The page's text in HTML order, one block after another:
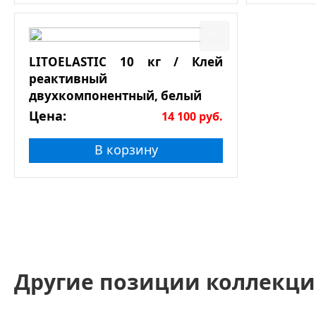
LITOELASTIC 10 кг / Клей
реактивный
двухкомпонентный, белый
Цена: 14 100 руб.
В корзину
Другие позиции